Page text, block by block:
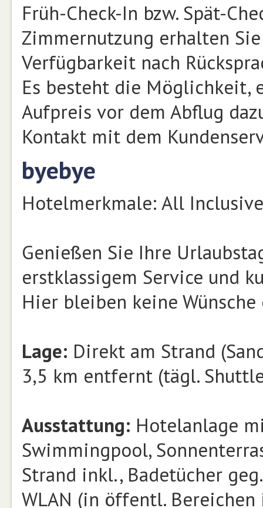
Früh-Check-In bzw. Spät-
Zimmernutzung erhalten
Verfügbarkeit nach
Es besteht die Möglichkeit,
Aufpreis vor dem Abflug
Kontakt mit dem
byebye
Hotelmerkmale: All
Genießen Sie Ihre
erstklassigem Service und
Hier bleiben keine
Lage: Direkt am Strand
3,5 km entfernt (tägl.
Ausstattung: Hotelanlage
Swimmingpool,
Strand inkl., Badetücher
WLAN (in öffentl. Bereichen